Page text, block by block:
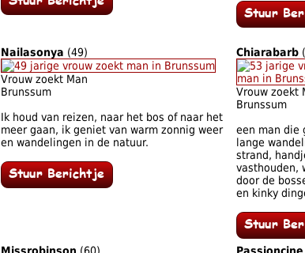
Nailasonya (49)
Vrouw zoekt Man
Brunssum
Ik houd van reizen, naar het bos of naar het
meer gaan, ik geniet van warm zonnig weer
en wandelingen in de natuur.
Chiarabarb
Vrouw zoekt
Brunssum
een man die
lange
strand,
vasthouden,
door de
en kinky